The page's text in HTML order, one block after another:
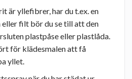
är yllefibrer, har du t.ex. en
filt bör du se till att den
plastpåse eller plastlåda.
för klädesmalen att få
yllet.